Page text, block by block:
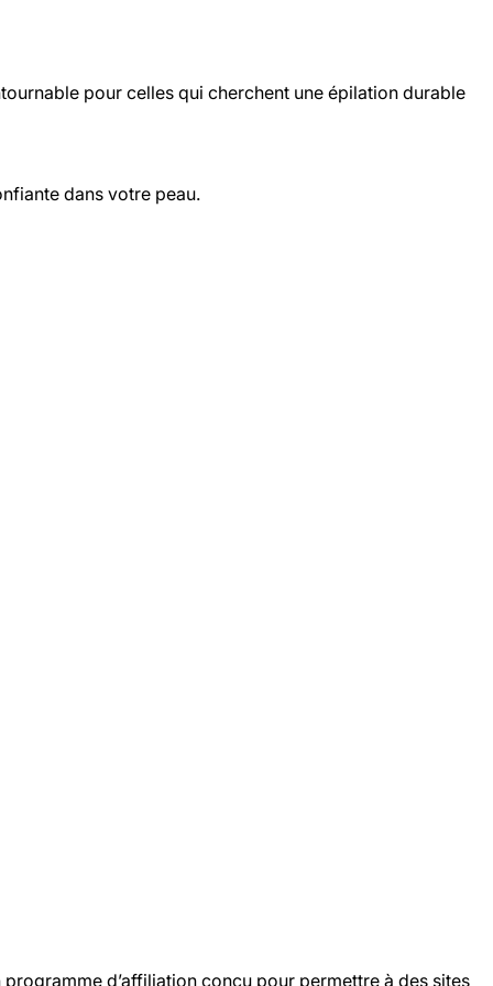
pour celles qui cherchent une épilation durable
dans votre peau.
d’affiliation conçu pour permettre à des sites